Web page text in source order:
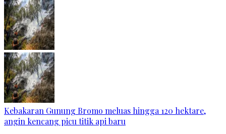
Kebakaran Gunung Bromo meluas hingga 120 hektare,
angin kencang picu titik api baru